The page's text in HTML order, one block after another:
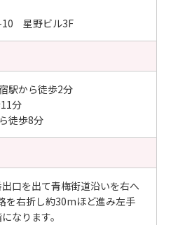
10 星野ビル3F
駅から徒歩2分
分
徒歩8分
口を出て青梅街道沿いを右へ
を右折し約30mほど進み左手
なります。